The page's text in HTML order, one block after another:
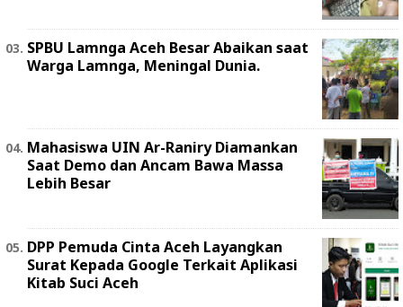
SPBU Lamnga Aceh Besar Abaikan saat
Warga Lamnga, Meningal Dunia.
Mahasiswa UIN Ar-Raniry Diamankan
Saat Demo dan Ancam Bawa Massa
Lebih Besar
DPP Pemuda Cinta Aceh Layangkan
Surat Kepada Google Terkait Aplikasi
Kitab Suci Aceh